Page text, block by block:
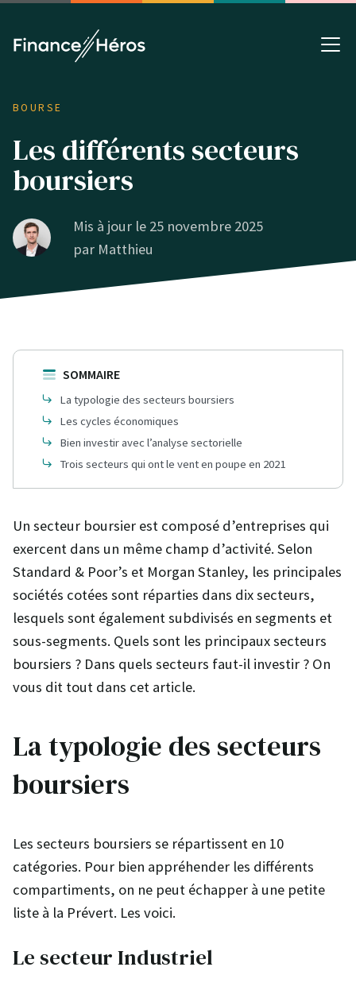
BOURSE
Les différents secteurs
boursiers
Mis à jour le 25 novembre 2025
par Matthieu
SOMMAIRE
La typologie des secteurs boursiers
Les cycles économiques
Bien investir avec l’analyse sectorielle
Trois secteurs qui ont le vent en poupe en 2021
Un secteur boursier est composé d’entreprises qui
exercent dans un même champ d’activité. Selon
Standard & Poor’s et Morgan Stanley, les principales
sociétés cotées sont réparties dans dix secteurs,
lesquels sont également subdivisés en segments et
sous-segments. Quels sont les principaux secteurs
boursiers ? Dans quels secteurs faut-il investir ? On
vous dit tout dans cet article.
La typologie des secteurs
boursiers
Les secteurs boursiers se répartissent en 10
catégories. Pour bien appréhender les différents
compartiments, on ne peut échapper à une petite
liste à la Prévert. Les voici.
Le secteur Industriel